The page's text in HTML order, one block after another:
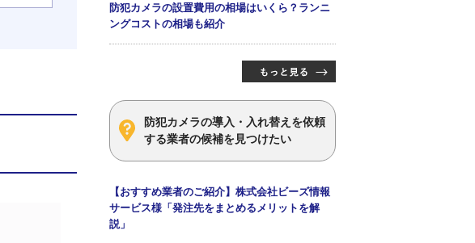
防犯カメラの設置費用の相場はいくら？ランニ
ングコストの相場も紹介
防犯カメラの導入・入れ替えを依頼
する業者の候補を見つけたい
【おすすめ業者のご紹介】株式会社ビーズ情報
サービス様「発注先をまとめるメリットを解
説」